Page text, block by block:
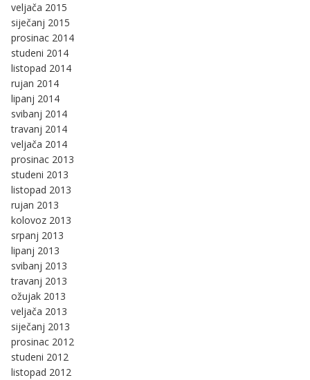
veljača 2015
siječanj 2015
prosinac 2014
studeni 2014
listopad 2014
rujan 2014
lipanj 2014
svibanj 2014
travanj 2014
veljača 2014
prosinac 2013
studeni 2013
listopad 2013
rujan 2013
kolovoz 2013
srpanj 2013
lipanj 2013
svibanj 2013
travanj 2013
ožujak 2013
veljača 2013
siječanj 2013
prosinac 2012
studeni 2012
listopad 2012